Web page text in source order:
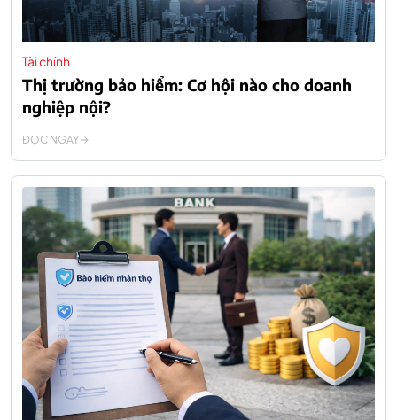
Tài chính
Thị trường bảo hiểm: Cơ hội nào cho doanh
nghiệp nội?
ĐỌC NGAY